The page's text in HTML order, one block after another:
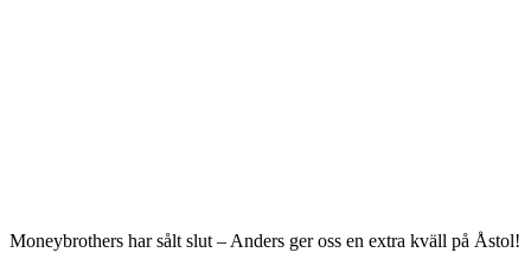
Moneybrothers har sålt slut – Anders ger oss en extra kväll på Åstol!